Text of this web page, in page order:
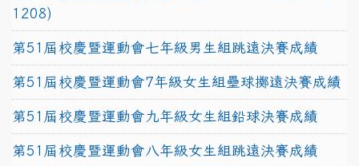
1208)
第51屆校慶暨運動會七年級男生組跳遠決賽成績
第51屆校慶暨運動會7年級女生組壘球擲遠決賽成績
第51屆校慶暨運動會九年級女生組鉛球決賽成績
第51屆校慶暨運動會八年級女生組跳遠決賽成績